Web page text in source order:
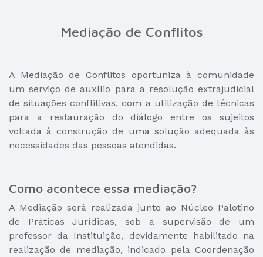
Mediação de Conflitos
A Mediação de Conflitos oportuniza à comunidade
um serviço de auxílio para a resolução extrajudicial
de situações conflitivas, com a utilização de técnicas
para a restauração do diálogo entre os sujeitos
voltada à construção de uma solução adequada às
necessidades das pessoas atendidas.
Como acontece essa mediação?
A Mediação será realizada junto ao Núcleo Palotino
de Práticas Jurídicas, sob a supervisão de um
professor da Instituição, devidamente habilitado na
realização de mediação, indicado pela Coordenação